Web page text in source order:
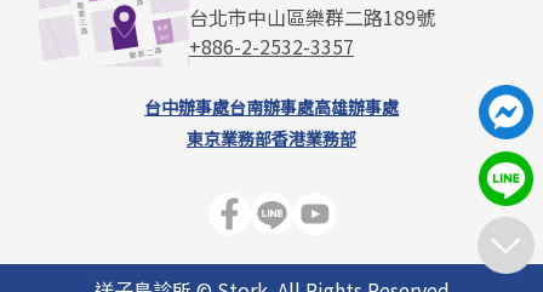
台北市中山區樂群二路189號
+886-2-2532-3357
台中辦事處台南辦事處高雄辦事處
東京業務部香港業務部